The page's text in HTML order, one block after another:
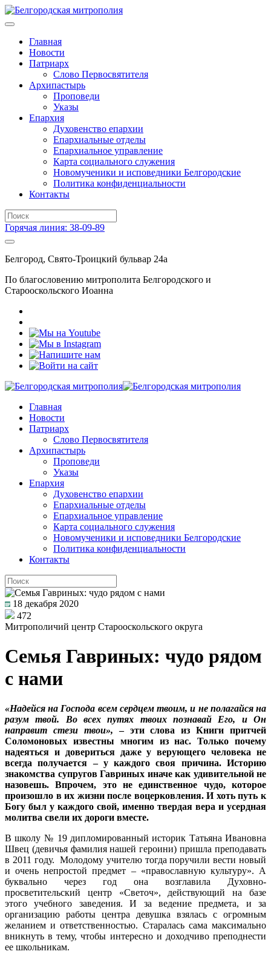
Главная
Новости
Патриарх
Слово Первосвятителя
Архипастырь
Проповеди
Указы
Епархия
Духовенство епархии
Епархиальные отделы
Епархиальное управление
Карта социального служения
Новомученики и исповедники Белгородские
Политика конфиденциальности
Контакты
Горячая линия: 38-09-89
Белгород, Свято-Троицкий бульвар 24а
По благословению митрополита Белгородского и
Старооскольского Иоанна
Главная
Новости
Патриарх
Слово Первосвятителя
Архипастырь
Проповеди
Указы
Епархия
Духовенство епархии
Епархиальные отделы
Епархиальное управление
Карта социального служения
Новомученики и исповедники Белгородские
Политика конфиденциальности
Контакты
18 декабря 2020
472
Митрополичий центр Старооскольского округа
Семья Гавриных: чудо рядом
с нами
«Надейся на Господа всем сердцем твоим, и не полагайся на
разум твой. Во всех путях твоих познавай Его, и Он
направит стези твои»,– эти слова из Книги притчей
Соломоновых известны многим из нас. Только почему
надеяться и довериться даже у верующего человека не
всегда получается – у каждого своя причина. Историю
знакомства супругов Гавриных иначе как удивительной не
назовешь. Впрочем, это не единственное чудо, которое
произошло в их жизни после воцерковления. И хоть путь к
Богу был у каждого свой, именно твердая вера и усердная
молитва свели их дороги вместе.
В школу № 19 дипломированный историк Татьяна Ивановна
Швец (девичья фамилия нашей героини) пришла преподавать
в 2011 году. Молодому учителю тогда поручили вести новый
и очень непростой предмет – «православную культуру». А
буквально через год она возглавила Духовно-
просветительский центр «Светоч», действующий на базе
этого учебного заведения. И за ведение предмета, и за
организацию работы центра девушка взялась с огромным
желанием и ответственностью. Старалась сама максимально
вникнуть в тему, чтобы интересно и доходчиво преподнести
ее школьникам.